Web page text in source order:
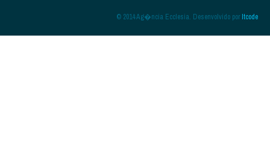
© 2014 Ag�ncia Ecclesia. Desenvolvido porItcode